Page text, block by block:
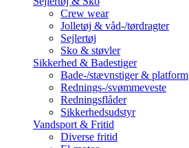
Crew wear
Jolletøj & våd-/tørdragter
Sejlertøj
Sko & støvler
Sikkerhed & Badestiger
Bade-/stævnstiger & platform
Rednings-/svømmeveste
Redningsflåder
Sikkerhedsudstyr
Vandsport & Fritid
Diverse fritid